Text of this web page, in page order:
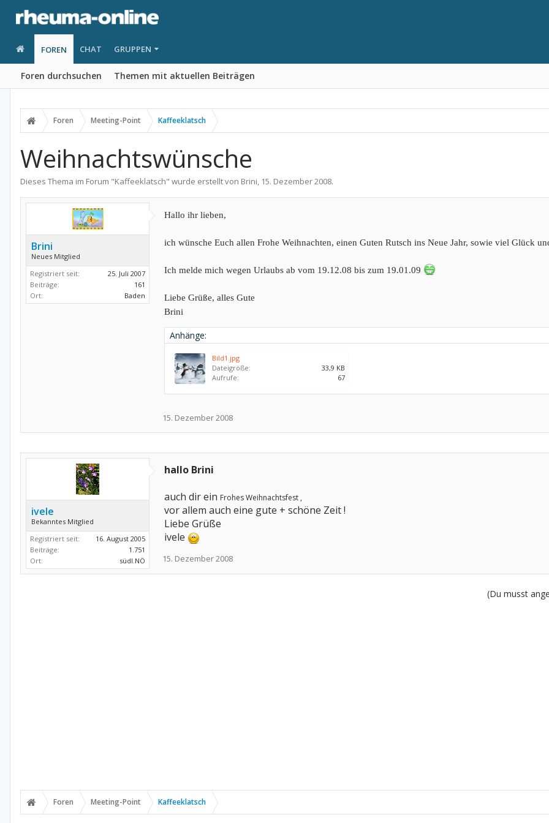
FOREN
Foren durchsuchen Themen mit aktuellen Beiträgen
CHAT GRUPPEN
Foren Meeting-Point Kaffeeklatsch
Weihnachtswünsche
Dieses Thema im Forum "Kaffeeklatsch" wurde erstellt von Brini, 15. Dezember 2008.
Brini
Neues Mitglied
Registriert seit:
25. Juli 2007
Beiträge:
161
Ort:
Baden
Hallo ihr lieben,
ich wünsche Euch allen Frohe Weihnachten, einen Guten Rutsch ins Neue Jahr, sowie viel Glück
Ich melde mich wegen Urlaubs ab vom 19.12.08 bis zum 19.01.09
Liebe Grüße, alles Gute
Brini
Anhänge:
Bild1.jpg
Dateigröße:
33,9 KB
Aufrufe:
67
15. Dezember 2008
ivele
Bekanntes Mitglied
Registriert seit:
16. August 2005
Beiträge:
1.751
Ort:
südl.NÖ
hallo Brini
auch dir ein Frohes Weihnachtsfest ,
vor allem auch eine gute + schöne Zeit !
Liebe Grüße
ivele
15. Dezember 2008
(Du musst
Foren Meeting-Point Kaffeeklatsch